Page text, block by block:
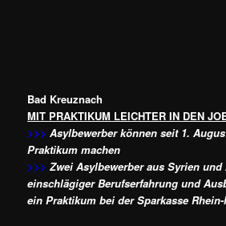
Bad Kreuznach
MIT PRAKTIKUM LEICHTER IN DEN
>>> Asylbewerber können seit 1.
Praktikum machen
>>> Zwei Asylbewerber aus Syrien
einschlägiger Berufserfahrung und
ein Praktikum bei der Sparkasse Rhein-